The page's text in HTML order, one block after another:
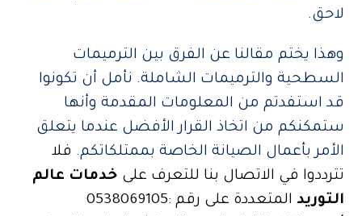
لاحق.
وهذا يختم مقالنا عن الفرق بين الترميمات
السطحية والترميمات الشاملة. نأمل أن تكونوا
قد استفدتم من المعلومات المقدمة وأنها
ستمكنكم من اتخاذ القرار الأفضل عندما يتعلق
الأمر بأعمال الصيانة الخاصة بممتلكاتكم. فلا
تترددوا في الاتصال بنا للتعرف على خدمات عالم
التوريد المتعددة على رقم :0538069105